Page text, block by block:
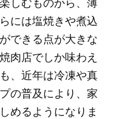
には塩焼きや煮込
できる点が大きな
肉店でしか味わえ
、近年は冷凍や真
の普及により、家
めるようになりま